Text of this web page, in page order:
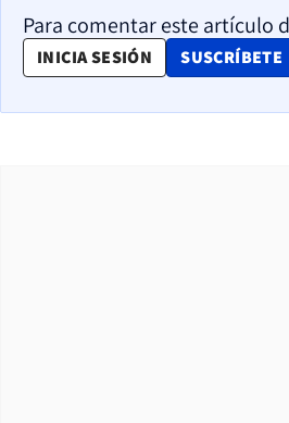
Para comentar este artículo
INICIA SESIÓN SUSCRÍBETE
OPENS IN